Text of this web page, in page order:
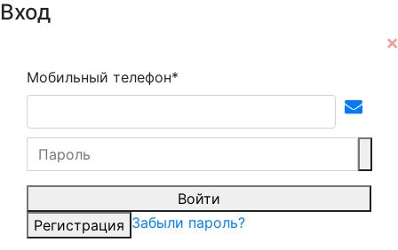
Вход
Мобильный телефон*
Войти
Регистрация Забыли пароль?